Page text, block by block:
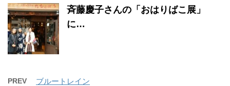
斉藤慶子さんの「おはりばこ展」
に…
PREV ブルートレイン